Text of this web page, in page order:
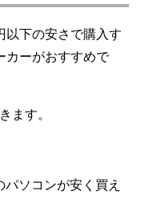
以下の安さで購入す
カーがおすすめで
ます。
ソコンが安く買え